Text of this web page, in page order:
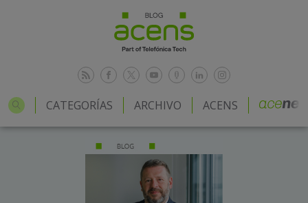
CATEGORÍAS ARCHIVO ACENS